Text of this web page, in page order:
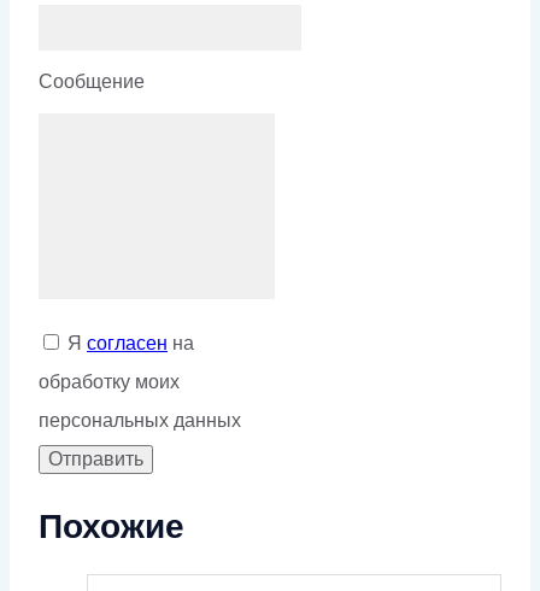
Сообщение
Я согласен на
обработку моих
персональных данных
Похожие